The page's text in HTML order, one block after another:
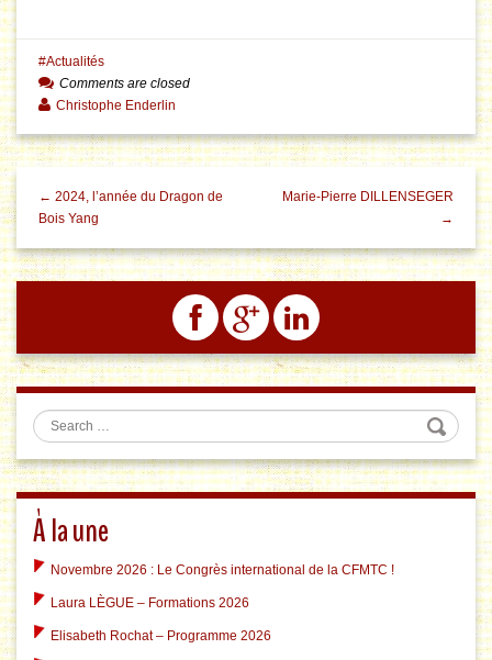
Actualités
Comments are closed
Christophe Enderlin
← 2024, l’année du Dragon de
Bois Yang
Marie-Pierre DILLENSEGER
→
Search
À la une
Novembre 2026 : Le Congrès international de la CFMTC !
Laura LÈGUE – Formations 2026
Elisabeth Rochat – Programme 2026